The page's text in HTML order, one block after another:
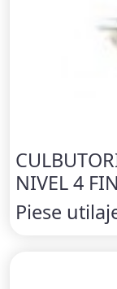
NIVEL 4
Piese